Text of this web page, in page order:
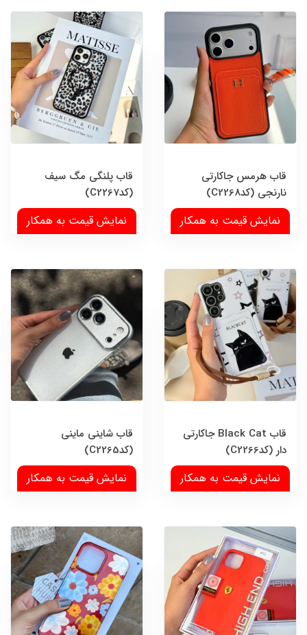
قاب هرمس جاکارتی
نارنجی (کدC2268)
نمایش قیمت به همکار
قاب پلنگی مگ سیف
(کدC2267)
نمایش قیمت به همکار
قاب Black Cat جاکارتی
دار (کدC2266)
نمایش قیمت به همکار
قاب شاینی ماینی
(کدC2265)
نمایش قیمت به همکار